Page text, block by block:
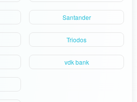
Santander
Triodos
vdk bank